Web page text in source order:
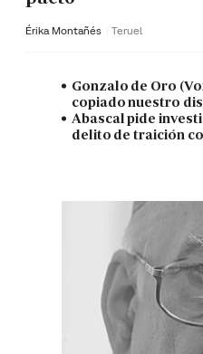
Érika Montañés Teruel
Gonzalo de Oro
copiado nuestro
Abascal pide
delito de traición